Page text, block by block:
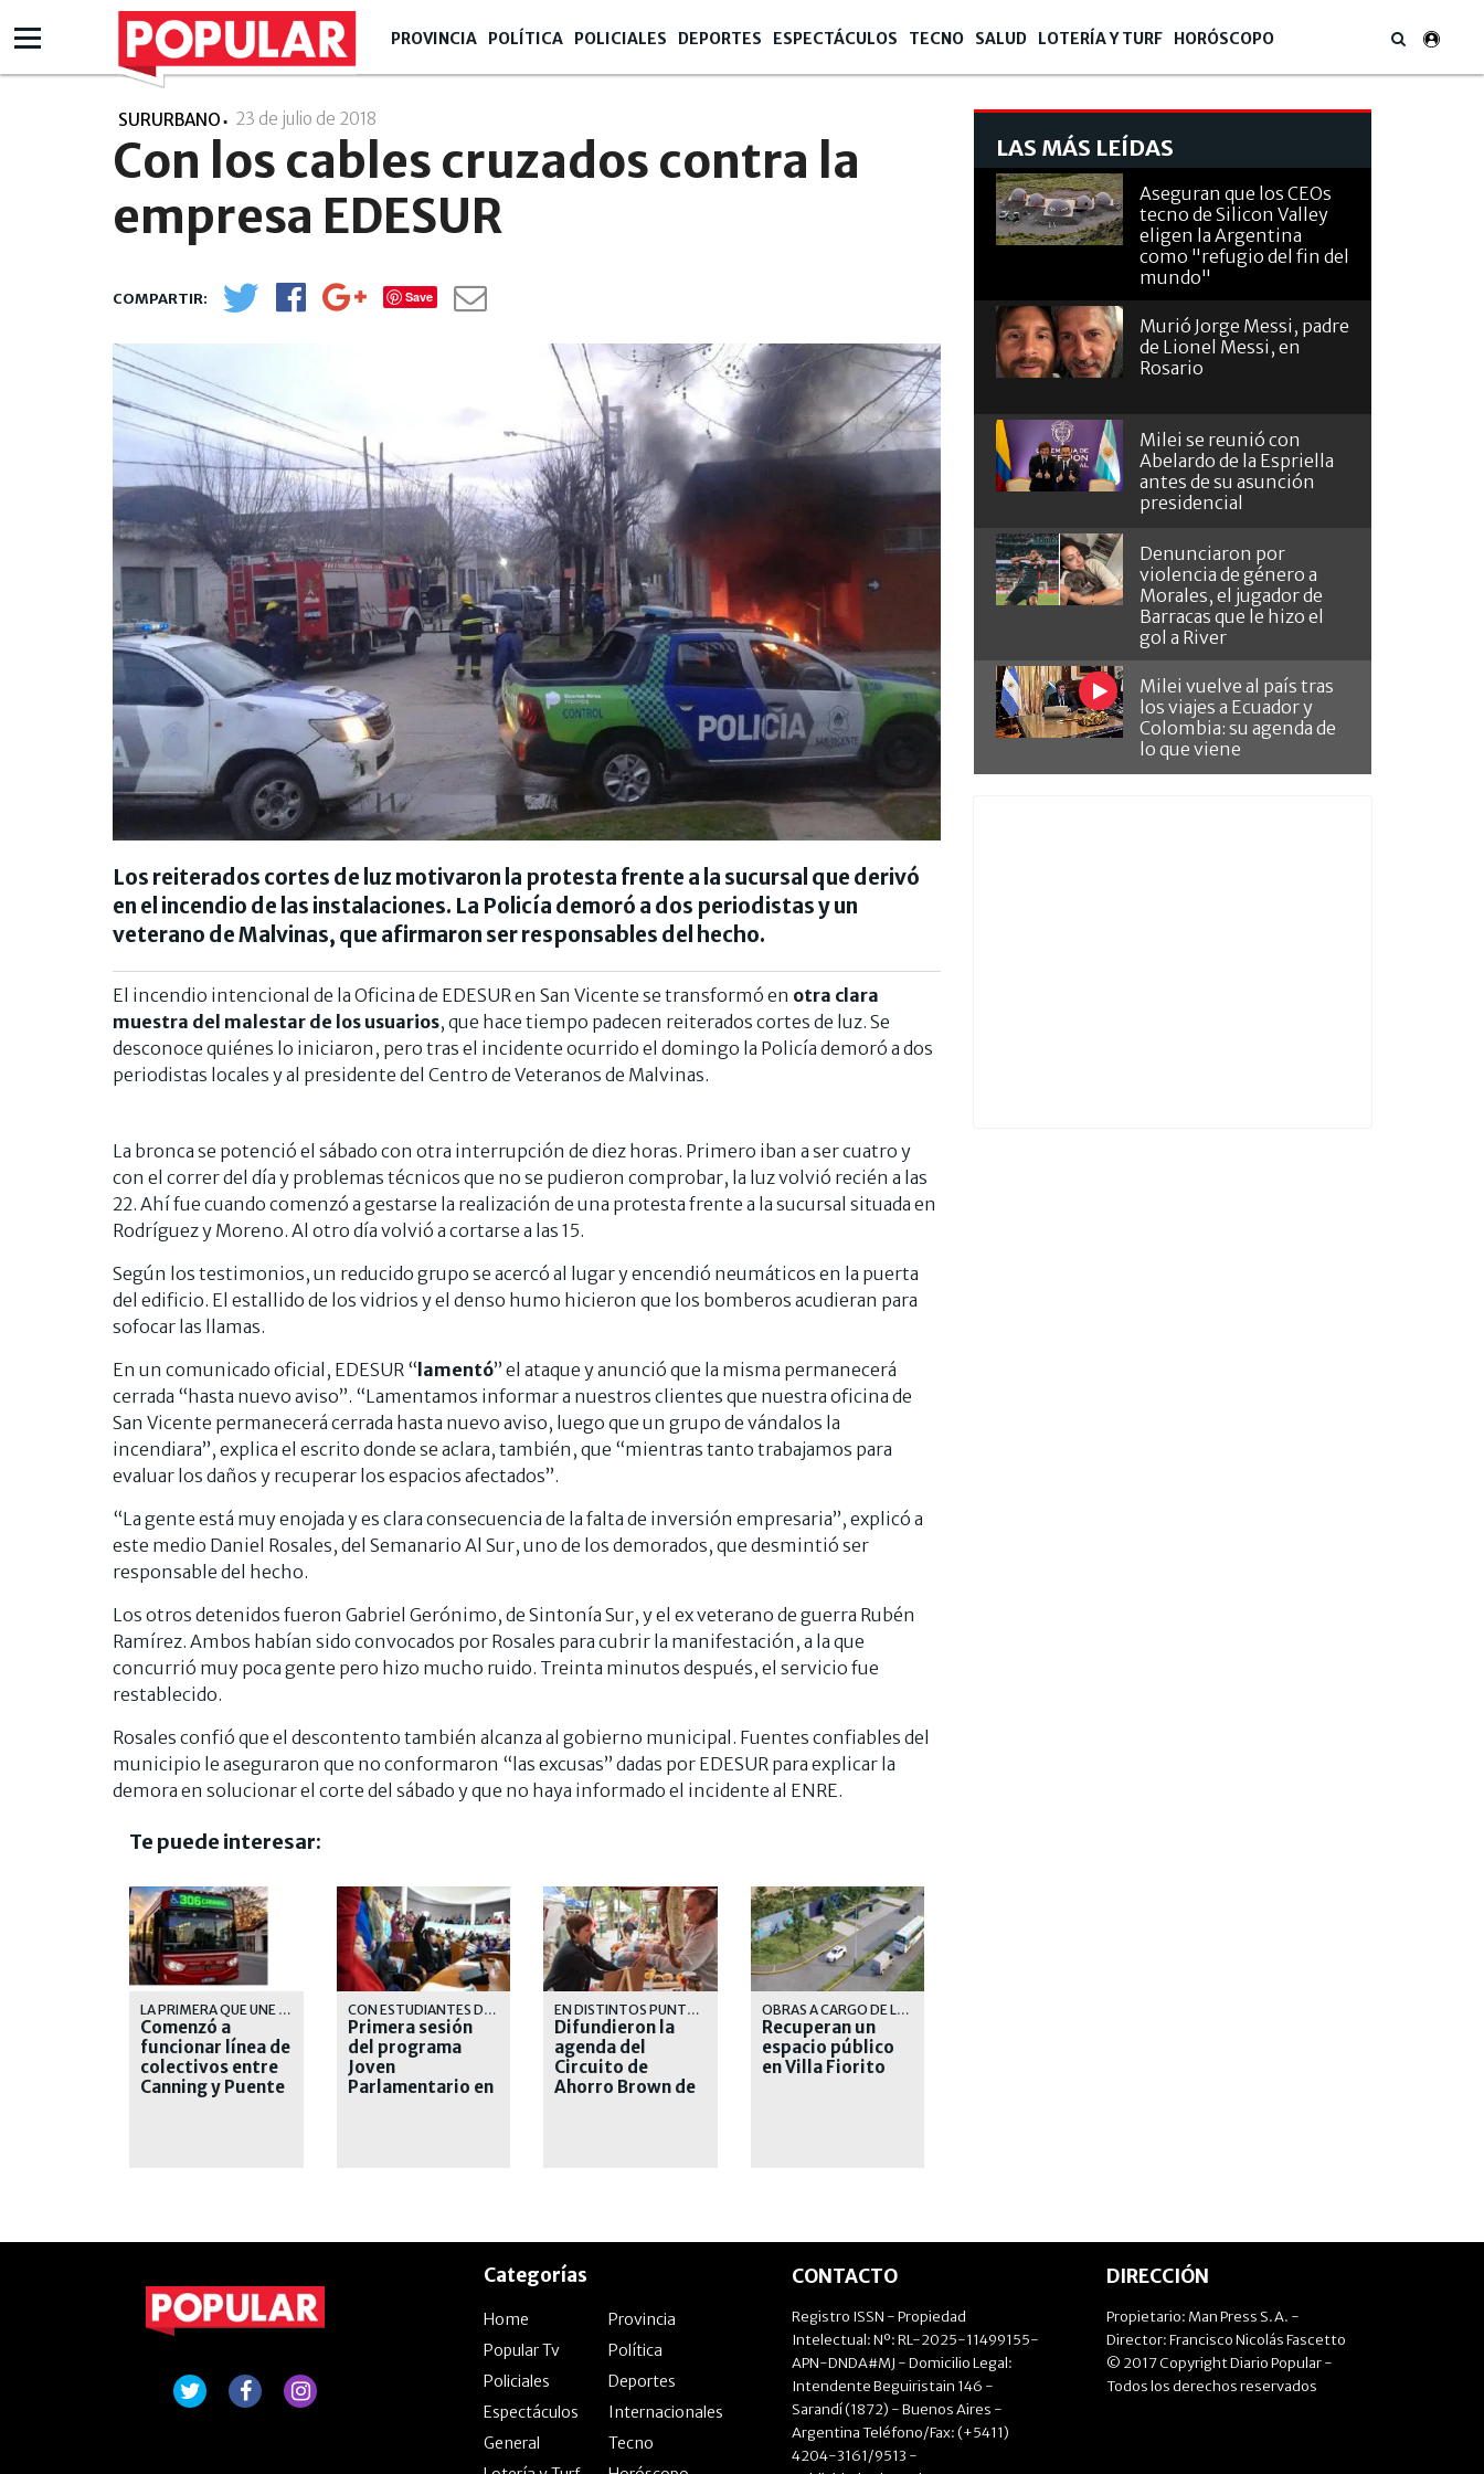
PROVINCIA POLÍTICA POLICIALES DEPORTES ESPECTÁCULOS TECNO SALUD LOTERÍA Y TURF HORÓSCOPO
SURURBANO 23 de julio de 2018
Con los cables cruzados contra la
empresa EDESUR
Save
Los reiterados cortes de luz motivaron la protesta frente a la sucursal que derivó
en el incendio de las instalaciones. La Policía demoró a dos periodistas y un
veterano de Malvinas, que afirmaron ser responsables del hecho.
El incendio intencional de la Oficina de EDESUR en San Vicente se transformó en otra clara
muestra del malestar de los usuarios, que hace tiempo padecen reiterados cortes de luz. Se
desconoce quiénes lo iniciaron, pero tras el incidente ocurrido el domingo la Policía demoró a dos
periodistas locales y al presidente del Centro de Veteranos de Malvinas.
La bronca se potenció el sábado con otra interrupción de diez horas. Primero iban a ser cuatro y
con el correr del día y problemas técnicos que no se pudieron comprobar, la luz volvió recién a las
22. Ahí fue cuando comenzó a gestarse la realización de una protesta frente a la sucursal situada en
Rodríguez y Moreno. Al otro día volvió a cortarse a las 15.
Según los testimonios, un reducido grupo se acercó al lugar y encendió neumáticos en la puerta
del edificio. El estallido de los vidrios y el denso humo hicieron que los bomberos acudieran para
sofocar las llamas.
En un comunicado oficial, EDESUR “lamentó” el ataque y anunció que la misma permanecerá
cerrada “hasta nuevo aviso”. “Lamentamos informar a nuestros clientes que nuestra oficina de
San Vicente permanecerá cerrada hasta nuevo aviso, luego que un grupo de vándalos la
incendiara”, explica el escrito donde se aclara, también, que “mientras tanto trabajamos para
evaluar los daños y recuperar los espacios afectados”.
“La gente está muy enojada y es clara consecuencia de la falta de inversión empresaria”, explicó a
este medio Daniel Rosales, del Semanario Al Sur, uno de los demorados, que desmintió ser
responsable del hecho.
Los otros detenidos fueron Gabriel Gerónimo, de Sintonía Sur, y el ex veterano de guerra Rubén
Ramírez. Ambos habían sido convocados por Rosales para cubrir la manifestación, a la que
concurrió muy poca gente pero hizo mucho ruido. Treinta minutos después, el servicio fue
restablecido.
Rosales confió que el descontento también alcanza al gobierno municipal. Fuentes confiables del
municipio le aseguraron que no conformaron “las excusas” dadas por EDESUR para explicar la
demora en solucionar el corte del sábado y que no haya informado el incidente al ENRE.
Te puede interesar:
LA PRIMERA QUE UNE AMBOS PUNTOS EN FORMA DIRECTA
Comenzó a
funcionar línea de
colectivos entre
Canning y Puente
CON ESTUDIANTES DE DISTINTOS NIVELES
Primera sesión
del programa
Joven
Parlamentario en
EN DISTINTOS PUNTOS DEL DISTRITO
Difundieron la
agenda del
Circuito de
Ahorro Brown de
OBRAS A CARGO DE LA MUNICIPALIDAD DE LOMAS DE ZAMORA
Recuperan un
espacio público
en Villa Fiorito
LAS MÁS LEÍDAS
Aseguran que los CEOs
tecno de Silicon Valley
eligen la Argentina
como "refugio del fin del
mundo"
Murió Jorge Messi, padre
de Lionel Messi, en
Rosario
Milei se reunió con
Abelardo de la Espriella
antes de su asunción
presidencial
Denunciaron por
violencia de género a
Morales, el jugador de
Barracas que le hizo el
gol a River
Milei vuelve al país tras
los viajes a Ecuador y
Colombia: su agenda de
lo que viene
Categorías
Home
Provincia
Popular Tv
Política
Policiales
Deportes
Espectáculos
Internacionales
General
Tecno
CONTACTO
Registro ISSN - Propiedad
Intelectual: Nº: RL-2025-11499155-
APN-DNDA#MJ - Domicilio Legal:
Intendente Beguiristain 146 -
Sarandí (1872) - Buenos Aires -
Argentina Teléfono/Fax: (+5411)
4204-3161/9513 -
DIRECCIÓN
Propietario: Man Press S.A. -
Director: Francisco Nicolás Fascetto
© 2017 Copyright Diario Popular -
Todos los derechos reservados